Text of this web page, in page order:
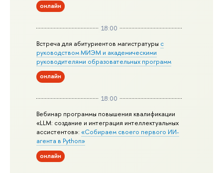
онлайн
18:00
Встреча для абитуриентов магистратуры с
руководством МИЭМ и академическими
руководителями образовательных программ
онлайн
18:00
Вебинар программы повышения квалификации
«LLM: создание и интеграция интеллектуальных
ассистентов»:«Собираем своего первого ИИ-
агента в Python»
онлайн